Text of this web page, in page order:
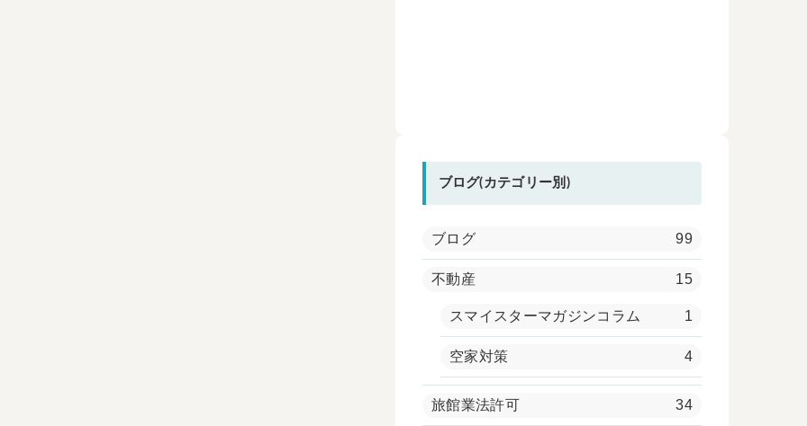
ブログ(カテゴリー別)
ブログ 99
不動産 15
スマイスターマガジンコラム 1
空家対策 4
旅館業法許可 34